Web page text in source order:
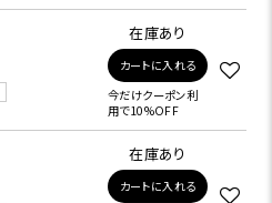
在庫あり
カートに入れる
今だけクーポン利
用で10%OFF
在庫あり
カートに入れる